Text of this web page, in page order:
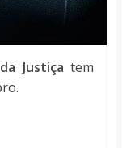
Justiça tem